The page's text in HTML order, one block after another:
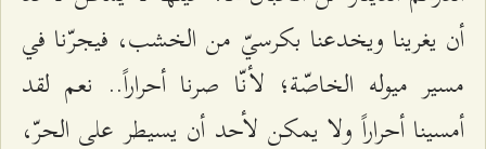
أن يغرينا ويخدعنا بكرسيّ من الخشب، فيجرّنا في
مسير ميوله الخاصّة؛ لأنّا صرنا أحراراً.. نعم لقد
أمسينا أحراراً ولا يمكن لأحد أن يسيطر على الحرّ،